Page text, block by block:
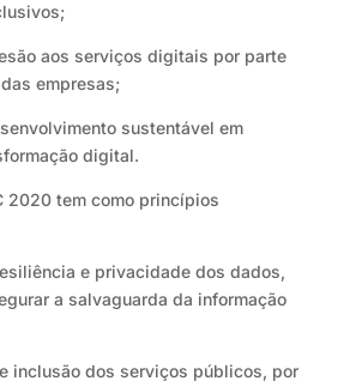
aos serviços digitais por parte
empresas;
sustentável em
digital.
2020 tem como princípios
e privacidade dos dados,
a salvaguarda da informação
inclusão dos serviços públicos, por